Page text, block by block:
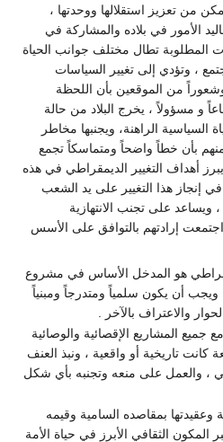
من تعزيز استقلالها ووحدتها ،
الأمور في بلاده والمشاركة في
المطلوبة تطال مختلف جوانب الحياة
، وتؤدي إلى تغيير السياسات
من الموقعين بأن اللحظة
و مسؤولاً ، يخرج البلاد من حالة
السياسية الراهنة، ويجنبها مخاطر
بأن خطاً واضحاً ومتماسكاً تجمع
أهداف التغيير الديمقراطي في هذه
إنجاز هذا التغيير على يد الشعب
على تجنب الانتهازية
إرادتهم بالتوافق على الأسس
هو المدخل الأساس في مشروع
ويجب أن يكون سلمياً ومتدرجاً ومبنياً
والاعتراف بالآخر .
جميع المشاريع الإقصائية والوصائية
كانت تاريخية أو واقعية ، ونبذ العنف
، والعمل على منعه وتجنبه بأي شكل
وعقيدتها بمقاصده السامية وقيمه
المكون الثقافي الأبرز في حياة الأمة